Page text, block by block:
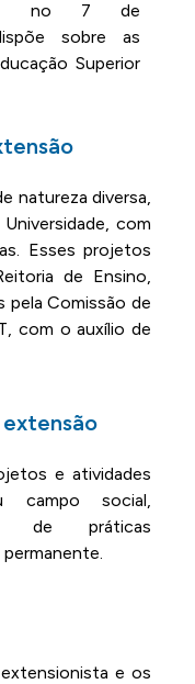
no 7 de
sobre as
Superior
natureza diversa,
com
Esses projetos
de Ensino,
pela Comissão de
com o auxílio de
e atividades
social,
de práticas
e os